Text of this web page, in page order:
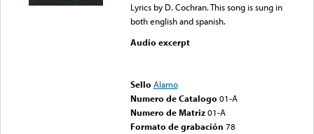
Lyrics by D. Cochran. This song is sung in
both english and spanish.
Audio excerpt
Sello Alamo
Numero de Catalogo 01-A
Numero de Matriz 01-A
Formato de grabación 78